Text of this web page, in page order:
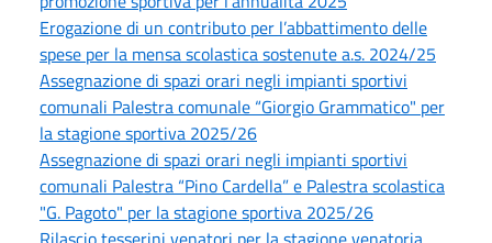
Erogazione di un contributo per l’abbattimento delle
spese per la mensa scolastica sostenute a.s. 2024/25
Assegnazione di spazi orari negli impianti sportivi
comunali Palestra comunale “Giorgio Grammatico" per
la stagione sportiva 2025/26
Assegnazione di spazi orari negli impianti sportivi
comunali Palestra “Pino Cardella” e Palestra scolastica
"G. Pagoto" per la stagione sportiva 2025/26